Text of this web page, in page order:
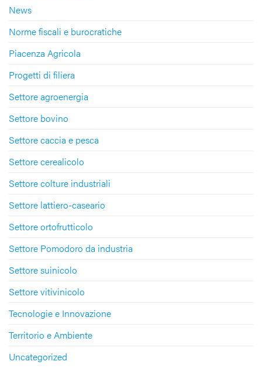
News
Norme fiscali e burocratiche
Piacenza Agricola
Progetti di filiera
Settore agroenergia
Settore bovino
Settore caccia e pesca
Settore cerealicolo
Settore colture industriali
Settore lattiero-caseario
Settore ortofrutticolo
Settore Pomodoro da industria
Settore suinicolo
Settore vitivinicolo
Tecnologie e Innovazione
Territorio e Ambiente
Uncategorized